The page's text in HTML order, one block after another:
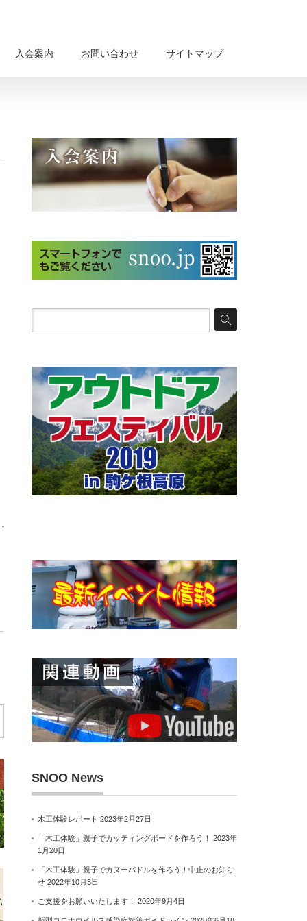
入会案内 お問い合わせ サイトマップ
SNOO News
木工体験レポート 2023年2月27日
「木工体験」親子でカッティングボードを作ろう！
2023年
1月20日
「木工体験」親子でカヌーパドルを作ろう！中止のお知ら
せ 2022年10月3日
ご支援をお願いいたします！ 2020年9月4日